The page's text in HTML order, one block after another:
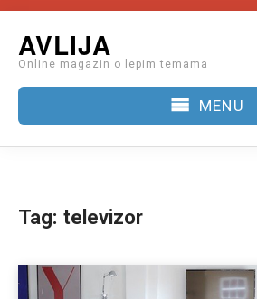
content
AVLIJA
Online magazin o lepim temama
MENU
Tag: televizor